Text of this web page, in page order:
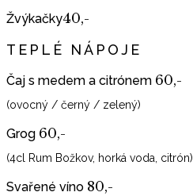
Žvýkačky40,-
TEPLÉ NÁPOJE
Čaj s medem a citrónem 60,-
(ovocný / černý / zelený)
Grog 60,-
(4cl Rum Božkov, horká voda, citrón)
Svařené víno 80,-